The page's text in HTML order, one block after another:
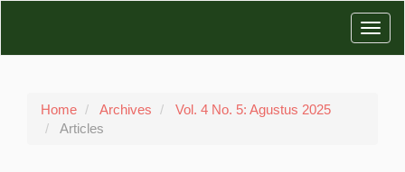
Home Archives
Vol. 4 No. 5: Agustus 2025
Articles